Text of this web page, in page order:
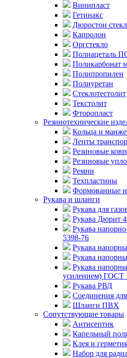
Винипласт
Гетинакс
Дюростон
Капролон
Оргстекло
Полиацеталь
Поликарбонат
Полипропилен
Полиуретан
Стеклотестолит
Текстолит
Фторопласт
Резинотехнические
Кольца и
Ленты
Резиновые
Резиновые
Ремни
Техпластины
Формованные
Рукава и шланги
Рукава для
Рукава Дюрит
Рукава
5398-76
Рукава
Рукава
Рукава
усилением) ГОСТ
Рукава РВД
Соединения
Шланги ПВХ
Сопутствующие товары
Антисептик
Капельный
Клея и
Набор для